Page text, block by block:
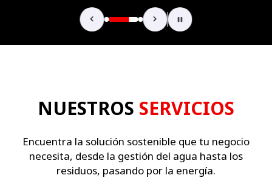
NUESTROS SERVICIOS
Encuentra la solución sostenible que tu negocio
necesita, desde la gestión del agua hasta los
residuos, pasando por la energía.